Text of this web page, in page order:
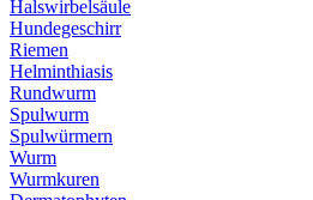
Halswirbelsäule
Hundegeschirr
Riemen
Helminthiasis
Rundwurm
Spulwurm
Spulwürmern
Wurm
Wurmkuren